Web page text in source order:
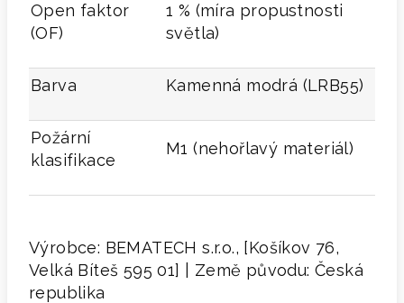
Open faktor
(OF)
1 % (míra propustnosti
světla)
Barva Kamenná modrá (LRB55)
Požární
klasifikace
M1 (nehořlavý materiál)
Výrobce: BEMATECH s.r.o., [Košíkov 76,
Velká Bíteš 595 01] | Země původu: Česká
republika